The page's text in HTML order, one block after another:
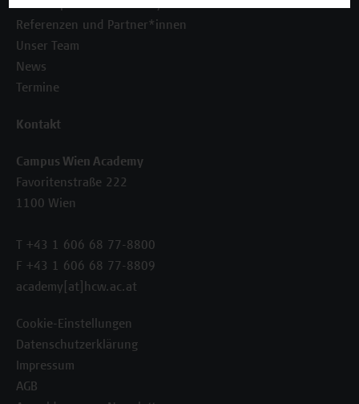
Referenzen und Partner*innen
Unser Team
News
Termine
Kontakt
Campus Wien Academy
Favoritenstraße 222
1100 Wien
T +43 1 606 68 77-8800
F +43 1 606 68 77-8809
academy[at]hcw.ac.at
Cookie-Einstellungen
Datenschutzerklärung
Impressum
AGB